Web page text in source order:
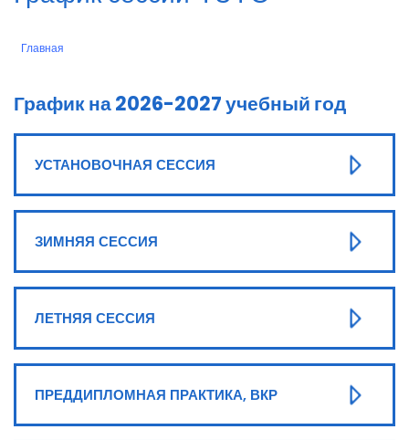
Строка
Главная
График на 2026-2027 учебный год
УСТАНОВОЧНАЯ СЕССИЯ
ЗИМНЯЯ СЕССИЯ
ЛЕТНЯЯ СЕССИЯ
ПРЕДДИПЛОМНАЯ ПРАКТИКА, ВКР